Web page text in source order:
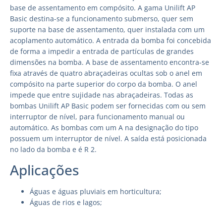
base de assentamento em compósito. A gama Unilift AP
Basic destina-se a funcionamento submerso, quer sem
suporte na base de assentamento, quer instalada com um
acoplamento automático. A entrada da bomba foi concebida
de forma a impedir a entrada de partículas de grandes
dimensões na bomba. A base de assentamento encontra-se
fixa através de quatro abraçadeiras ocultas sob o anel em
compósito na parte superior do corpo da bomba. O anel
impede que entre sujidade nas abraçadeiras. Todas as
bombas Unilift AP Basic podem ser fornecidas com ou sem
interruptor de nível, para funcionamento manual ou
automático. As bombas com um A na designação do tipo
possuem um interruptor de nível. A saída está posicionada
no lado da bomba e é R 2.
Aplicações
Águas e águas pluviais em horticultura;
Águas de rios e lagos;